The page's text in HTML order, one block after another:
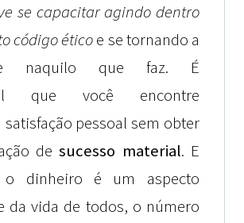
se capacitar agindo dentro
código éticoe se tornando a
naquilo que faz. É
que você encontre
pessoal sem obter
desucesso material. E
o dinheiro é um aspecto
da vida de todos, o número